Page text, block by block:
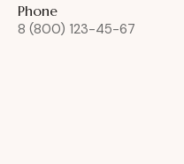
Phone
8 (800) 123-45-67